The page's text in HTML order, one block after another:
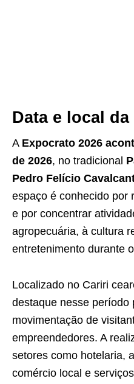
Data e local
A Expocrato 2026
de 2026, no tradicional
Pedro Felício
espaço é conhecido por
e por concentrar
agropecuária, à cultura
entretenimento durante
Localizado no Cariri
destaque nesse período
movimentação de
empreendedores. A
setores como hotelaria,
comércio local e